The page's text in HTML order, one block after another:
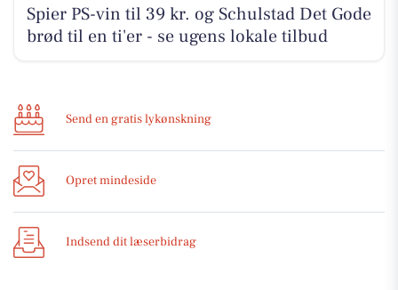
Spier PS-vin til 39 kr. og Schulstad Det Gode
brød til en ti'er - se ugens lokale tilbud
Send en gratis lykønskning
Opret mindeside
Indsend dit læserbidrag